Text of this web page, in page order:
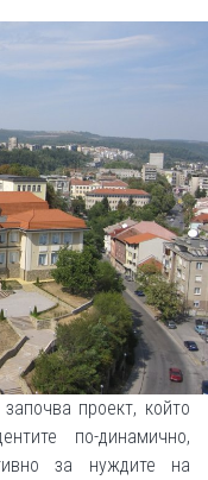
проект, който
по-динамично,
за нуждите на